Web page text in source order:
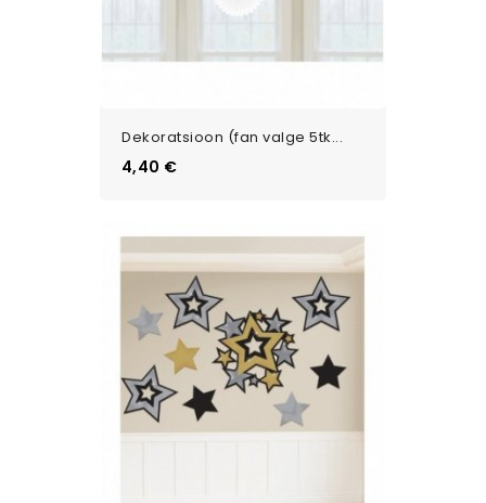
Dekoratsioon (fan valge 5tk...
Цена
4,40 €